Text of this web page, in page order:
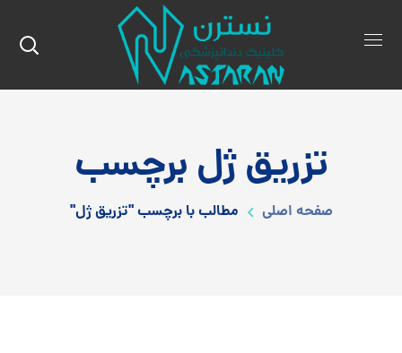
تزریق ژل برچسب
صفحه اصلی مطالب با برچسب "تزریق ژل"